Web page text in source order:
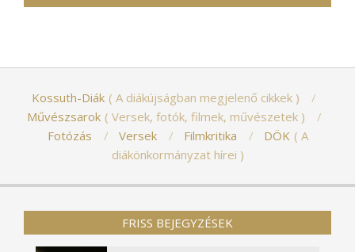
Kossuth-Diák
A diákújságban megjelenő cikkek
Művészsarok
Versek, fotók, filmek, művészetek
Fotózás
Versek Filmkritika DÖK
A
diákönkormányzat hírei
FRISS BEJEGYZÉSEK